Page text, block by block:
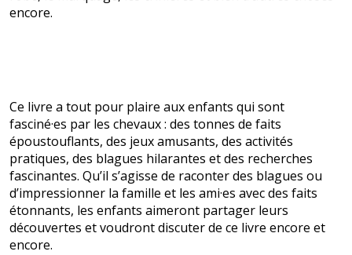
encore.
Ce livre a tout pour plaire aux enfants qui sont
fasciné·es par les chevaux : des tonnes de faits
époustouflants, des jeux amusants, des activités
pratiques, des blagues hilarantes et des recherches
fascinantes. Qu’il s’agisse de raconter des blagues ou
d’impressionner la famille et les ami·es avec des faits
étonnants, les enfants aimeront partager leurs
découvertes et voudront discuter de ce livre encore et
encore.